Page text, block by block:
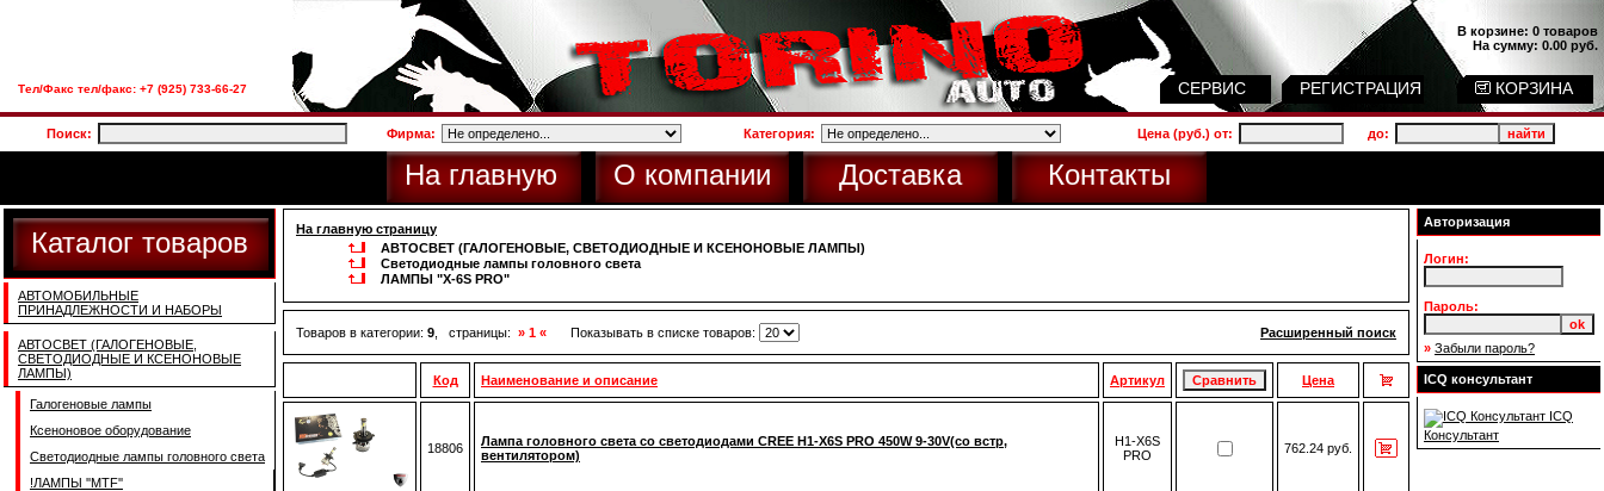
В корзине: 0 товаров
На сумму: 0.00 руб.
Тел/Факс тел/факс: +7 (925) 733-66-27 СЕРВИС РЕГИСТРАЦИЯ КОРЗИНА
Поиск: Фирма: Категория: Цена (руб.) от: до:
На главную О компании Доставка Контакты
Каталог товаров
АВТОМОБИЛЬНЫЕ
ПРИНАДЛЕЖНОСТИ И НАБОРЫ
АВТОСВЕТ (ГАЛОГЕНОВЫЕ,
СВЕТОДИОДНЫЕ И КСЕНОНОВЫЕ
ЛАМПЫ)
Галогеновые лампы
Ксеноновое оборудование
Светодиодные лампы головного света
!ЛАМПЫ ''MTF''
На главную страницу
АВТОСВЕТ (ГАЛОГЕНОВЫЕ, СВЕТОДИОДНЫЕ И КСЕНОНОВЫЕ ЛАМПЫ)
Светодиодные лампы головного света
ЛАМПЫ "X-6S PRO"
Товаров в категории: 9 , страницы: » 1 « Показывать в списке товаров: Расширенный поиск
Код Наименование и описание Артикул Цена
18806
Лампа головного света со светодиодами CREE H1-X6S PRO 450W 9-30V(со встр,
вентилятором)
H1-X6S
PRO
762.24 руб.
Авторизация
Логин:
Пароль:
» Забыли пароль?
ICQ консультант
ICQ
Консультант